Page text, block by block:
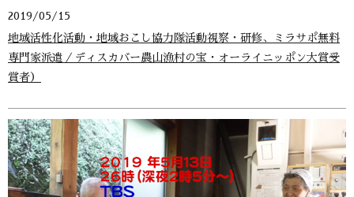
2019/05/15
地域活性化活動・地域おこし協力隊活動視察・研修、ミラサポ無料
専門家派遣／ディスカバー農山漁村の宝・オーライニッポン大賞受
賞者）